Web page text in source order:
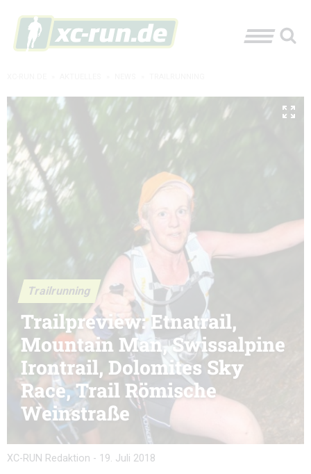
Trailrunning
Trailpreview: Etnatrail,
Mountain Man, Swissalpine
Irontrail, Dolomites Sky
Race, Trail Römische
Weinstraße
XC-RUN Redaktion - 19. Juli 2018